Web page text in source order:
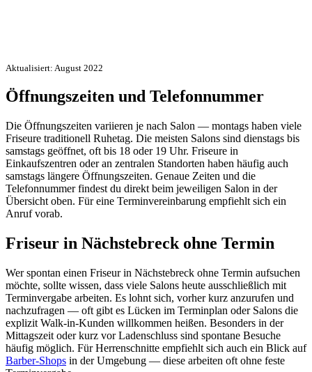
Aktualisiert: August 2022
Öffnungszeiten und Telefonnummer
Die Öffnungszeiten variieren je nach Salon — montags haben viele
Friseure traditionell Ruhetag. Die meisten Salons sind dienstags bis
samstags geöffnet, oft bis 18 oder 19 Uhr. Friseure in
Einkaufszentren oder an zentralen Standorten haben häufig auch
samstags längere Öffnungszeiten. Genaue Zeiten und die
Telefonnummer findest du direkt beim jeweiligen Salon in der
Übersicht oben. Für eine Terminvereinbarung empfiehlt sich ein
Anruf vorab.
Friseur in Nächstebreck ohne Termin
Wer spontan einen Friseur in Nächstebreck ohne Termin aufsuchen
möchte, sollte wissen, dass viele Salons heute ausschließlich mit
Terminvergabe arbeiten. Es lohnt sich, vorher kurz anzurufen und
nachzufragen — oft gibt es Lücken im Terminplan oder Salons die
explizit Walk-in-Kunden willkommen heißen. Besonders in der
Mittagszeit oder kurz vor Ladenschluss sind spontane Besuche
häufig möglich. Für Herrenschnitte empfiehlt sich auch ein Blick auf
Barber-Shops in der Umgebung — diese arbeiten oft ohne feste